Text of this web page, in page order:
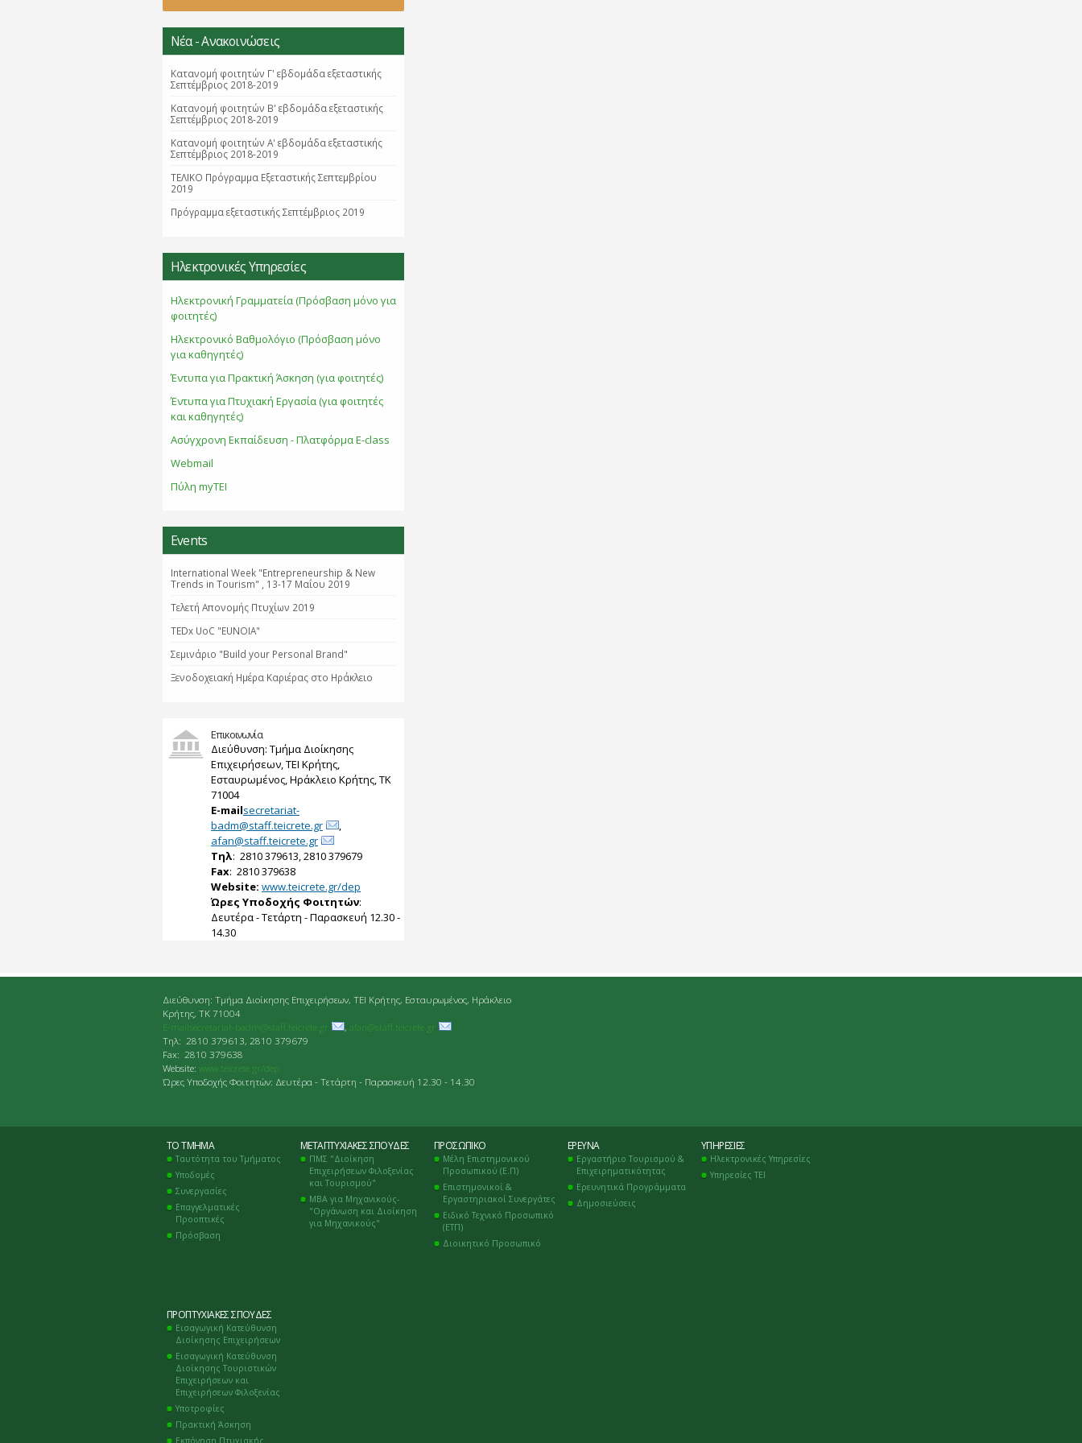
Νέα - Ανακοινώσεις
Κατανομή φοιτητών Γ' εβδομάδα εξεταστικής
Σεπτέμβριος 2018-2019
Κατανομή φοιτητών B' εβδομάδα εξεταστικής
Σεπτέμβριος 2018-2019
Κατανομή φοιτητών Α' εβδομάδα εξεταστικής
Σεπτέμβριος 2018-2019
ΤΕΛΙΚΟ Πρόγραμμα Εξεταστικής Σεπτεμβρίου
2019
Πρόγραμμα εξεταστικής Σεπτέμβριος 2019
Ηλεκτρονικές Υπηρεσίες
Ηλεκτρονική Γραμματεία (Πρόσβαση μόνο για
φοιτητές)
Ηλεκτρονικό Βαθμολόγιο (Πρόσβαση μόνο
για καθηγητές)
Έντυπα για Πρακτική Άσκηση (για φοιτητές)
Έντυπα για Πτυχιακή Εργασία (για φοιτητές
και καθηγητές)
Ασύγχρονη Εκπαίδευση - Πλατφόρμα E-class
Webmail
Πύλη myTEI
Events
International Week "Entrepreneurship & New
Trends in Tourism" , 13-17 Μαΐου 2019
Τελετή Απονομής Πτυχίων 2019
TEDx UoC "EUNOIA"
Σεμινάριο "Βuild your Personal Brand"
Ξενοδοχειακή Ημέρα Καριέρας στο Ηράκλειο
Επικοινωνία
Διεύθυνση: Τμήμα Διοίκησης
Επιχειρήσεων, ΤΕΙ Κρήτης,
Εσταυρωμένος, Ηράκλειο Κρήτης, ΤΚ
71004
E-mailsecretariat-
badm@staff.teicrete.gr
,
afan@staff.teicrete.gr
Tηλ: 2810 379613, 2810 379679
Fax: 2810 379638
Website: www.teicrete.gr/dep
Ώρες Υποδοχής Φοιτητών:
Δευτέρα - Τετάρτη - Παρασκευή 12.30 -
14.30
Διεύθυνση: Τμήμα Διοίκησης Επιχειρήσεων, ΤΕΙ Κρήτης, Εσταυρωμένος, Ηράκλειο
Κρήτης, ΤΚ 71004
E-mailsecretariat-badm@staff.teicrete.gr
, afan@staff.teicrete.gr
Tηλ: 2810 379613, 2810 379679
Fax: 2810 379638
Website: www.teicrete.gr/dep
Ώρες Υποδοχής Φοιτητών: Δευτέρα - Τετάρτη - Παρασκευή 12.30 - 14.30
ΤΟ ΤΜΉΜΑ
Ταυτότητα του Τμήματος
Υποδομές
Συνεργασίες
Επαγγελματικές
Προοπτικές
Πρόσβαση
ΜΕΤΑΠΤΥΧΙΑΚΈΣ ΣΠΟΥΔΈΣ
ΠΜΣ "Διοίκηση
Επιχειρήσεων Φιλοξενίας
και Τουρισμού"
ΜΒΑ για Μηχανικούς-
"Οργάνωση και Διοίκηση
για Μηχανικούς"
ΠΡΟΣΩΠΙΚΌ
Μέλη Επιστημονικού
Προσωπικού (Ε.Π)
Επιστημονικοί &
Εργαστηριακοί Συνεργάτες
Ειδικό Τεχνικό Προσωπικό
(ΕΤΠ)
Διοικητικό Προσωπικό
ΈΡΕΥΝΑ
Εργαστήριο Τουρισμού &
Επιχειρηματικότητας
Ερευνητικά Προγράμματα
Δημοσιεύσεις
ΥΠΗΡΕΣΊΕΣ
Ηλεκτρονικές Υπηρεσίες
Υπηρεσίες ΤΕΙ
ΠΡΟΠΤΥΧΙΑΚΈΣ ΣΠΟΥΔΈΣ
Εισαγωγική Κατεύθυνση
Διοίκησης Επιχειρήσεων
Εισαγωγική Κατεύθυνση
Διοίκησης Τουριστικών
Επιχειρήσεων και
Επιχειρήσεων Φιλοξενίας
Υποτροφίες
Πρακτική Άσκηση
Εκπόνηση Πτυχιακής